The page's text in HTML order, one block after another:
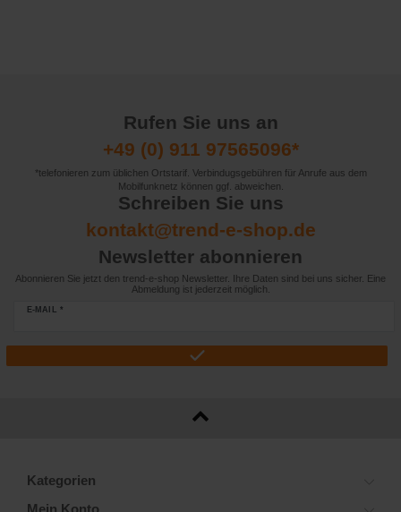
Rufen Sie uns an
+49 (0) 911 97565096*
*telefonieren zum üblichen Ortstarif. Verbindugsgebühren für Anrufe aus dem
Mobilfunknetz können ggf. abweichen.
Schreiben Sie uns
kontakt@trend-e-shop.de
Newsletter abonnieren
Abonnieren Sie jetzt den trend-e-shop Newsletter. Ihre Daten sind bei uns sicher. Eine
Abmeldung ist jederzeit möglich.
E-MAIL *
Kategorien